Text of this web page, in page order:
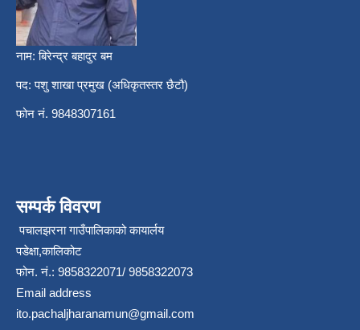
नाम: बिरेन्द्र बहादुर बम
पद: पशु शाखा प्रमुख (अधिकृतस्तर छैटौ)
फोन नं. 9848307161
सम्पर्क विवरण
पचालझरना गाउँपालिकाको कायार्लय
पडेक्षा,कालिकोट
फोन. नं.: 9858322071/ 9858322073
Email address
ito.pachaljharanamun@gmail.com